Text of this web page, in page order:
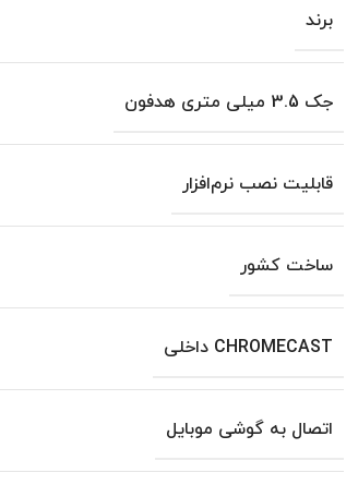
برند
جک 3.5 میلی متری هدفون
قابلیت نصب نرم‌افزار
ساخت کشور
CHROMECAST داخلی
اتصال به گوشی موبایل